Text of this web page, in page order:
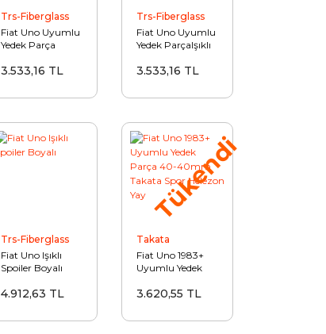
Trs-Fiberglass
Fiat Uno Uyumlu
Yedek Parça
Boyasız
3.533,16 TL
Trs-Fiberglass
Fiat Uno Uyumlu
Yedek ParçaIşıklı
3.533,16 TL
Trs-Fiberglass
Fiat Uno Işıklı
Spoiler Boyalı
4.912,63 TL
Tükendi
Takata
Fiat Uno 1983+
Uyumlu Yedek
Takata Spor
3.620,55 TL